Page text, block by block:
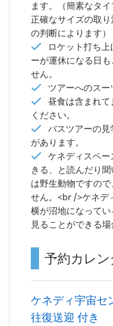
ます。（簡素なタ
正確なサイズの取
の判断によります）
ロケット打ち
ーが運休になる日
せん。
ツアーへのスー
昼食は含まれ
ください。
バスツアーの
があります。
ケネディスペ
きる、と読んだり
は野生動物ですの
せん。<br />ケネデ
横が沼地になって
見ることができる場
予約カレン
ケネディ宇宙セ
往復送迎 付き